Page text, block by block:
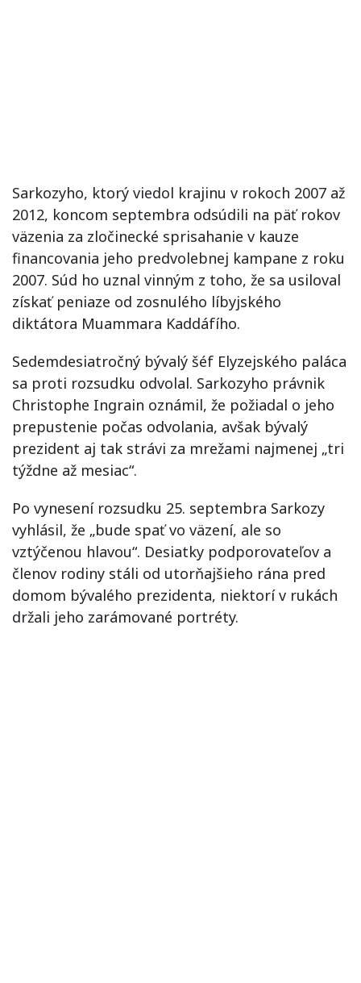
Sarkozyho, ktorý viedol krajinu v rokoch 2007 až
2012, koncom septembra odsúdili na päť rokov
väzenia za zločinecké sprisahanie v kauze
financovania jeho predvolebnej kampane z roku
2007. Súd ho uznal vinným z toho, že sa usiloval
získať peniaze od zosnulého líbyjského
diktátora Muammara Kaddáfího.
Sedemdesiatročný bývalý šéf Elyzejského paláca
sa proti rozsudku odvolal. Sarkozyho právnik
Christophe Ingrain oznámil, že požiadal o jeho
prepustenie počas odvolania, avšak bývalý
prezident aj tak strávi za mrežami najmenej „tri
týždne až mesiac“.
Po vynesení rozsudku 25. septembra Sarkozy
vyhlásil, že „bude spať vo väzení, ale so
vztýčenou hlavou“. Desiatky podporovateľov a
členov rodiny stáli od utorňajšieho rána pred
domom bývalého prezidenta, niektorí v rukách
držali jeho zarámované portréty.